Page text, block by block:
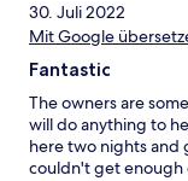
30. Juli 2022
Mit Google
Fantastic
The owners are
will do anything to
here two nights and
couldn't get enough